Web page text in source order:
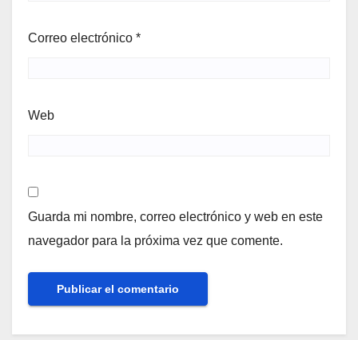
Correo electrónico *
Web
Guarda mi nombre, correo electrónico y web en este
navegador para la próxima vez que comente.